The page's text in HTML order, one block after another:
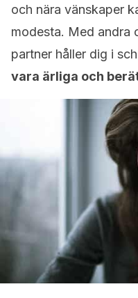
och nära vänskaper
modesta. Med andra
partner håller dig i
vara ärliga och